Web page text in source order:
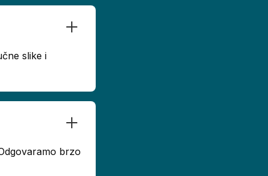
slike i
brzo